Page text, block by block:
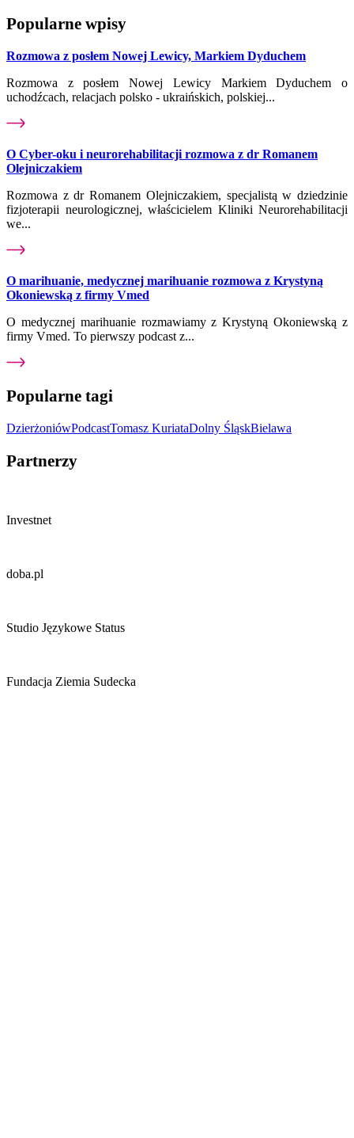
Popularne wpisy
Rozmowa z posłem Nowej Lewicy, Markiem Dyduchem
Rozmowa z posłem Nowej Lewicy Markiem Dyduchem o
uchodźcach, relacjach polsko - ukraińskich, polskiej...
O Cyber-oku i neurorehabilitacji rozmowa z dr Romanem
Olejniczakiem
Rozmowa z dr Romanem Olejniczakiem, specjalistą w dziedzinie
fizjoterapii neurologicznej, właścicielem Kliniki Neurorehabilitacji
we...
O marihuanie, medycznej marihuanie rozmowa z Krystyną
Okoniewską z firmy Vmed
O medycznej marihuanie rozmawiamy z Krystyną Okoniewską z
firmy Vmed. To pierwszy podcast z...
Popularne tagi
DzierżoniówPodcastTomasz KuriataDolny ŚląskBielawa
Partnerzy
Investnet
doba.pl
Studio Językowe Status
Fundacja Ziemia Sudecka